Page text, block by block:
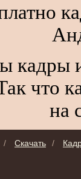
кадры
что
на
/ Скачать /